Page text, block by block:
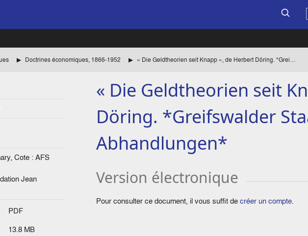
Doctrines économiques, 1866-1952 « Die Geldtheorien seit Knapp », de Herbert Döring. *Greifswalder Staatswissenschaftliche Abhandlungen*
Cote : AFS
Jean
PDF
13.8 MB
« Die Geldtheorien seit
Döring. *Greifswalder
Abhandlungen*
Version électronique
Pour consulter ce document, il vous suffit decréer un compte.